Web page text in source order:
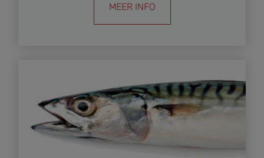
MEER INFO